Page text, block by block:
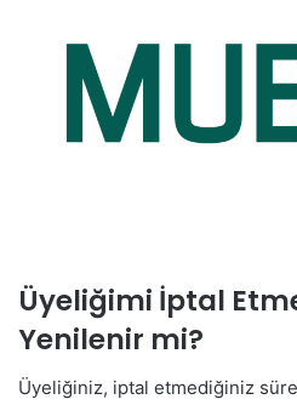
Üyeliğimi İptal
Yenilenir mi?
Üyeliğiniz, iptal etmediğiniz